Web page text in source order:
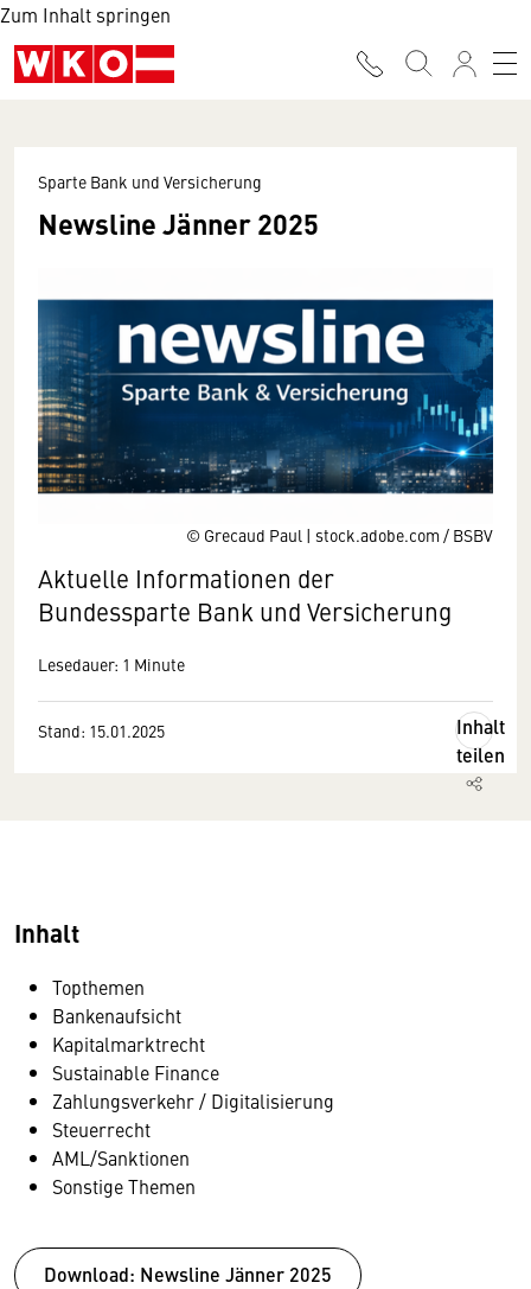
Zum Inhalt springen
© Grecaud Paul | stock.adobe.com / BSBV
Sparte Bank und Versicherung
Newsline Jänner 2025
Aktuelle Informationen der
Bundessparte Bank und Versicherung
Lesedauer: 1 Minute
Stand: 15.01.2025
Inhalt
teilen
Inhalt
Topthemen
Bankenaufsicht
Kapitalmarktrecht
Sustainable Finance
Zahlungsverkehr / Digitalisierung
Steuerrecht
AML/Sanktionen
Sonstige Themen
Download: Newsline Jänner 2025